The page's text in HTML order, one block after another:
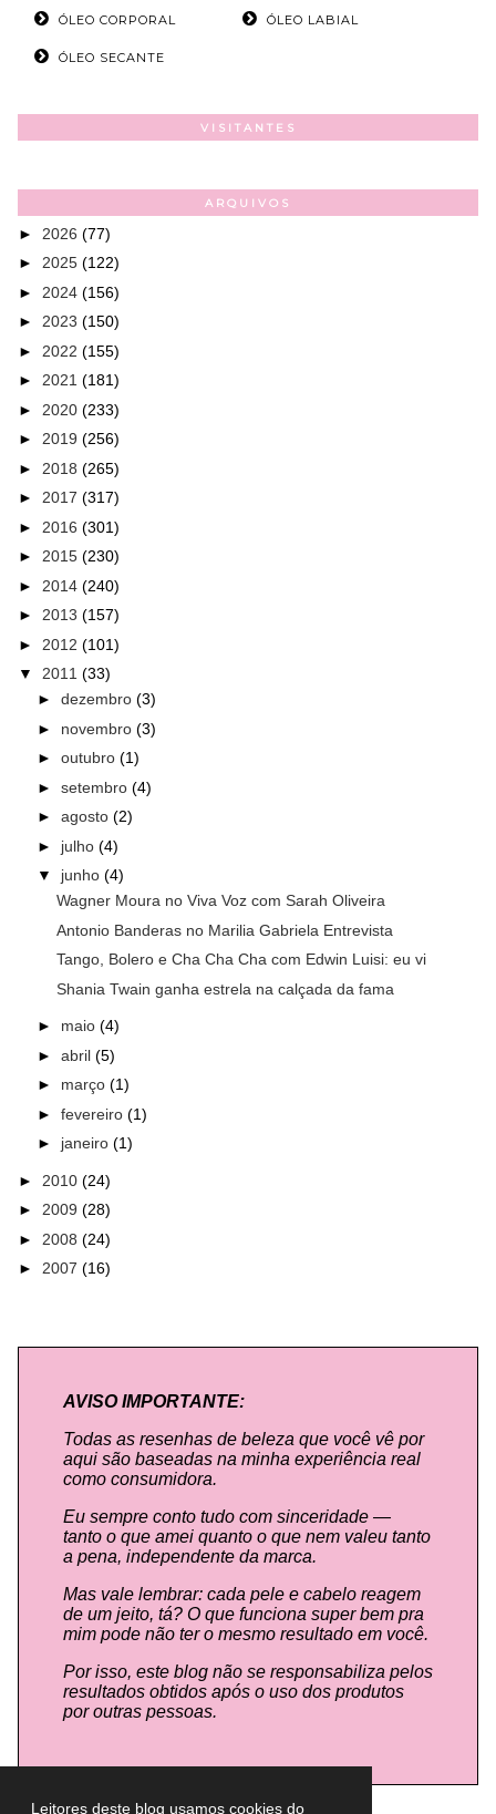
Leitores deste blog usamos cookies do
ÓLEO CORPORAL ÓLEO LABIAL
ÓLEO SECANTE
VISITANTES
ARQUIVOS
► 2026 (77)
► 2025 (122)
► 2024 (156)
► 2023 (150)
► 2022 (155)
► 2021 (181)
► 2020 (233)
► 2019 (256)
► 2018 (265)
► 2017 (317)
► 2016 (301)
► 2015 (230)
► 2014 (240)
► 2013 (157)
► 2012 (101)
▼ 2011 (33)
► dezembro (3)
► novembro (3)
► outubro (1)
► setembro (4)
► agosto (2)
► julho (4)
▼ junho (4)
Wagner Moura no Viva Voz com Sarah Oliveira
Antonio Banderas no Marilia Gabriela Entrevista
Tango, Bolero e Cha Cha Cha com Edwin Luisi: eu vi
Shania Twain ganha estrela na calçada da fama
► maio (4)
► abril (5)
► março (1)
► fevereiro (1)
► janeiro (1)
► 2010 (24)
► 2009 (28)
► 2008 (24)
► 2007 (16)
AVISO IMPORTANTE:
Todas as resenhas de beleza que você vê por
aqui são baseadas na minha experiência real
como consumidora.
Eu sempre conto tudo com sinceridade —
tanto o que amei quanto o que nem valeu tanto
a pena, independente da marca.
Mas vale lembrar: cada pele e cabelo reagem
de um jeito, tá? O que funciona super bem pra
mim pode não ter o mesmo resultado em você.
Por isso, este blog não se responsabiliza pelos
resultados obtidos após o uso dos produtos
por outras pessoas.